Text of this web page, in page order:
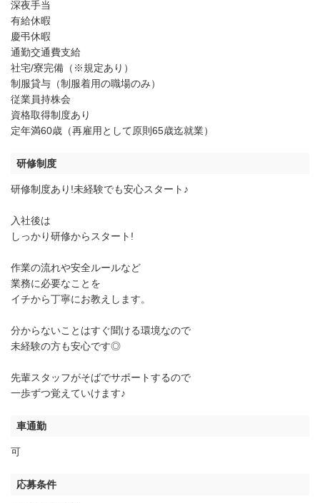
深夜手当
有給休暇
慶弔休暇
通勤交通費支給
社宅/寮完備（※規定あり）
制服貸与（制服着用の職場のみ）
従業員持株会
資格取得制度あり
定年満60歳（再雇用として原則65歳迄就業）
研修制度
研修制度あり!未経験でも安心スタート♪
入社後は
しっかり研修からスタート!
作業の流れや安全ルールなど
業務に必要なことを
イチから丁寧にお教えします。
分からないことはすぐ聞ける環境なので
未経験の方も安心です◎
先輩スタッフがそばでサポートするので
一歩ずつ覚えていけます♪
車通勤
可
応募条件